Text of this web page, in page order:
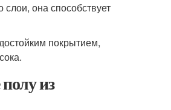
она способствует
покрытием,
из